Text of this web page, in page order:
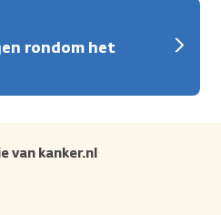
rondom het
van kanker.nl